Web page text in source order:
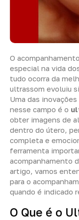
O
especial na vida
tudo ocorra da
ultrassom evoluiu
Uma das
nesse campo é o
obter imagens de
dentro do útero,
completa e
ferramenta
acompanhamento
artigo, vamos
para o
quando é indicado
O Que é o